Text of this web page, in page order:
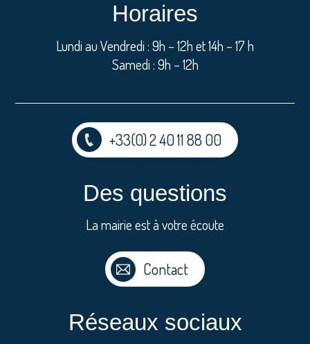
Horaires
Lundi au Vendredi : 9h – 12h et 14h – 17 h
Samedi : 9h – 12h
+33(0) 2 40 11 88 00
Des questions
La mairie est à votre écoute
Contact
Réseaux sociaux